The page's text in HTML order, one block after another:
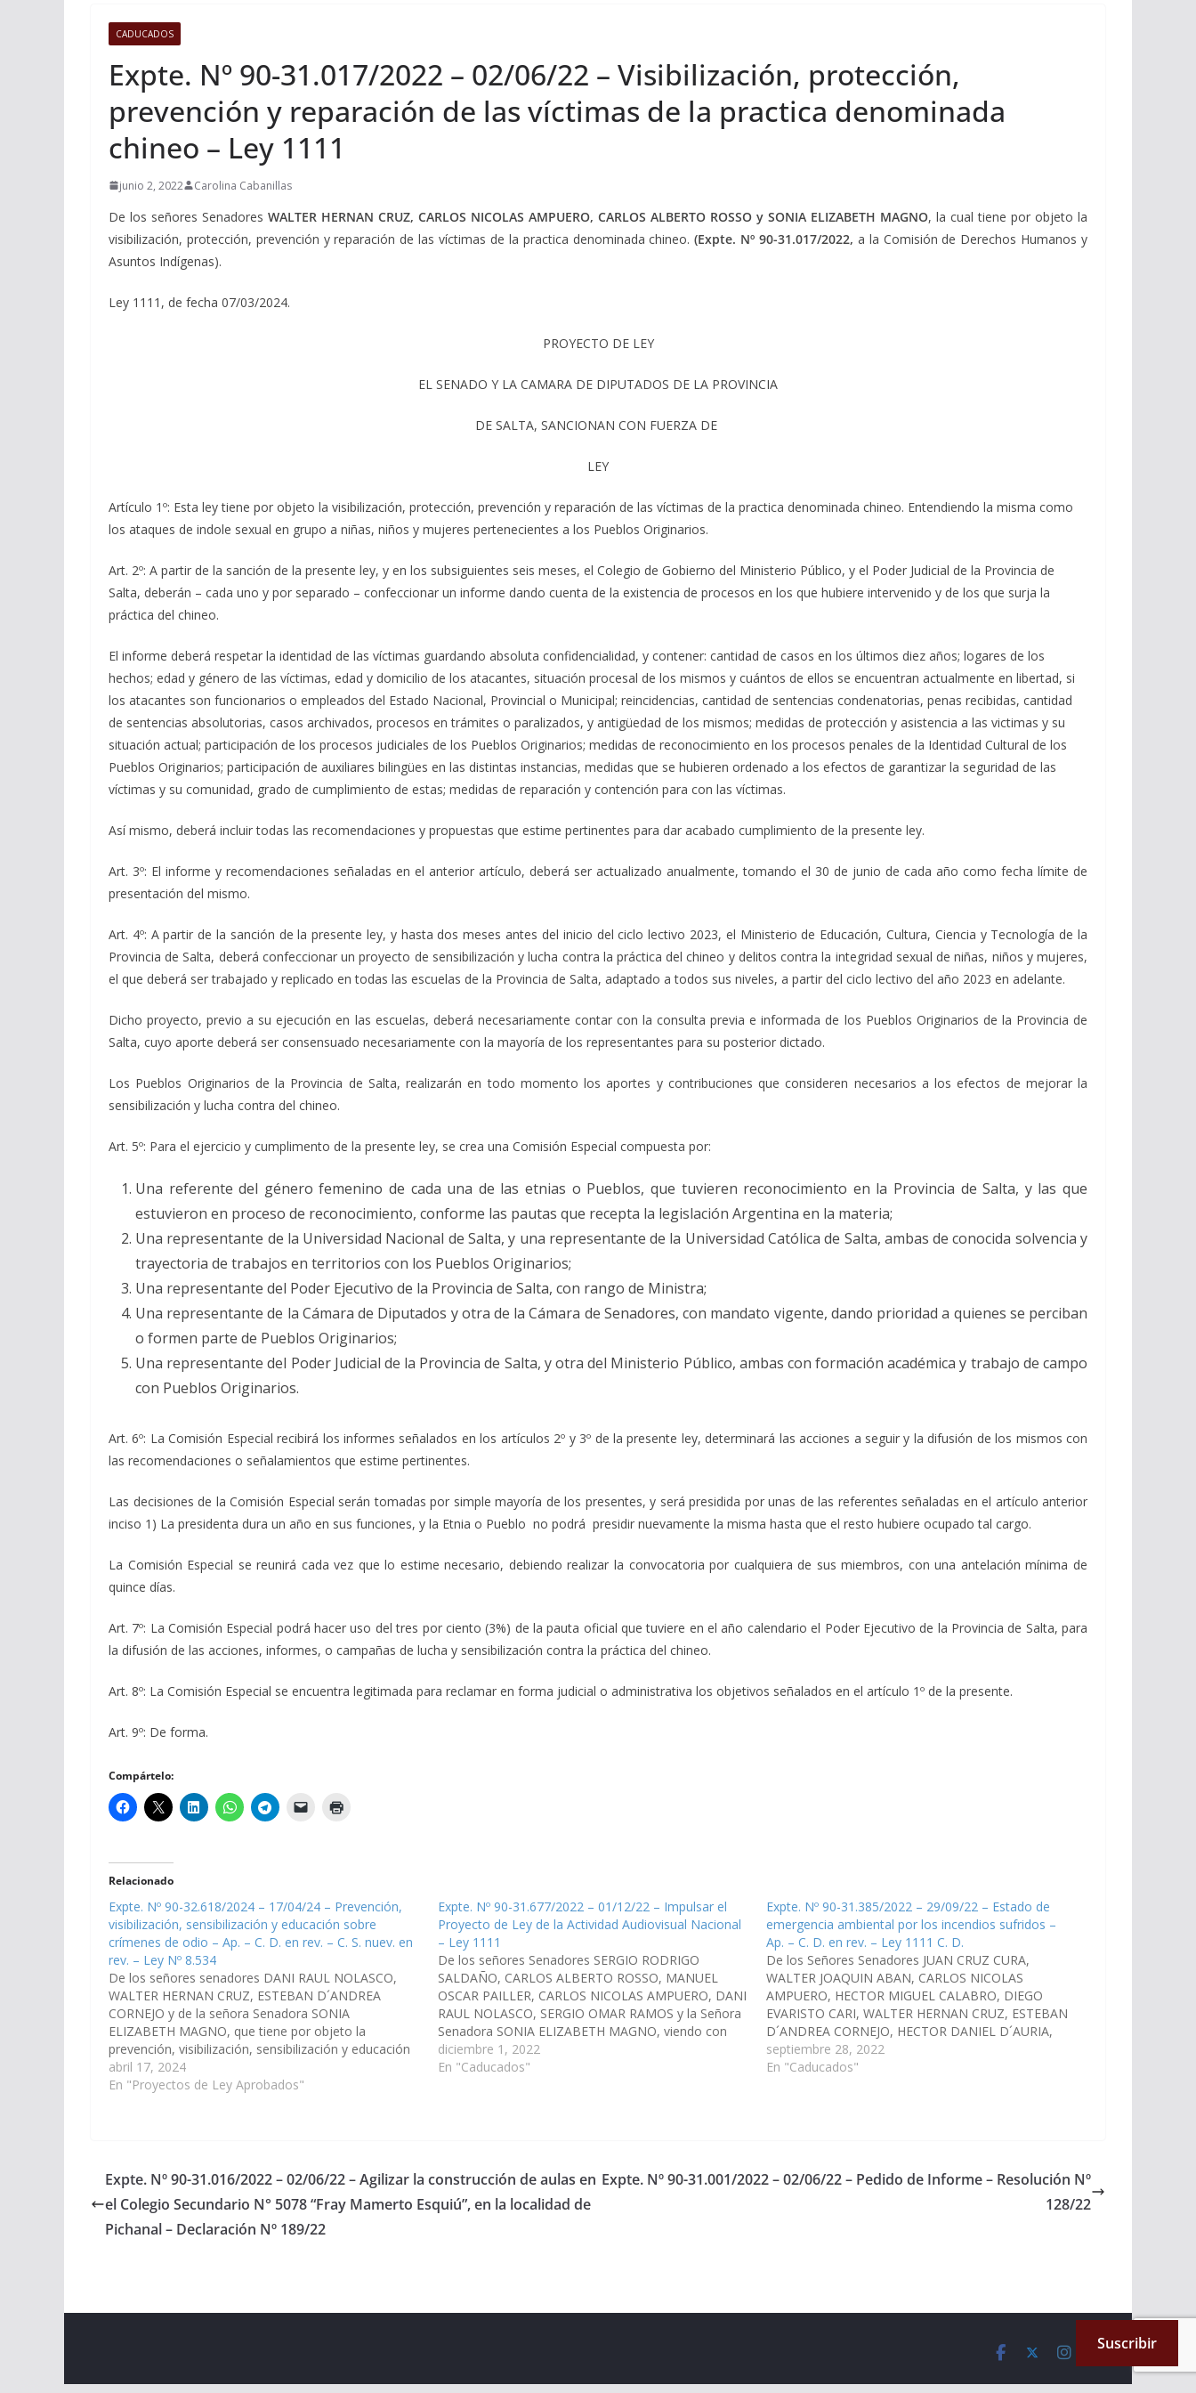
CADUCADOS
Expte. Nº 90-31.017/2022 – 02/06/22 – Visibilización, protección,
prevención y reparación de las víctimas de la practica denominada
chineo – Ley 1111
junio 2, 2022 Carolina Cabanillas
De los señores Senadores WALTER HERNAN CRUZ, CARLOS NICOLAS AMPUERO, CARLOS ALBERTO ROSSO y SONIA ELIZABETH MAGNO, la cual tiene por objeto la
visibilización, protección, prevención y reparación de las víctimas de la practica denominada chineo.(Expte. Nº 90-31.017/2022, a la Comisión de Derechos Humanos y
Asuntos Indígenas).
Ley 1111, de fecha 07/03/2024.
PROYECTO DE LEY
EL SENADO Y LA CAMARA DE DIPUTADOS DE LA PROVINCIA
DE SALTA, SANCIONAN CON FUERZA DE
LEY
Artículo 1º: Esta ley tiene por objeto la visibilización, protección, prevención y reparación de las víctimas de la practica denominada chineo. Entendiendo la misma como
los ataques de indole sexual en grupo a niñas, niños y mujeres pertenecientes a los Pueblos Originarios.
Art. 2º: A partir de la sanción de la presente ley, y en los subsiguientes seis meses, el Colegio de Gobierno del Ministerio Público, y el Poder Judicial de la Provincia de
Salta, deberán – cada uno y por separado – confeccionar un informe dando cuenta de la existencia de procesos en los que hubiere intervenido y de los que surja la
práctica del chineo.
El informe deberá respetar la identidad de las víctimas guardando absoluta confidencialidad, y contener: cantidad de casos en los últimos diez años; logares de los
hechos; edad y género de las víctimas, edad y domicilio de los atacantes, situación procesal de los mismos y cuántos de ellos se encuentran actualmente en libertad, si
los atacantes son funcionarios o empleados del Estado Nacional, Provincial o Municipal; reincidencias, cantidad de sentencias condenatorias, penas recibidas, cantidad
de sentencias absolutorias, casos archivados, procesos en trámites o paralizados, y antigüedad de los mismos; medidas de protección y asistencia a las victimas y su
situación actual; participación de los procesos judiciales de los Pueblos Originarios; medidas de reconocimiento en los procesos penales de la Identidad Cultural de los
Pueblos Originarios; participación de auxiliares bilingües en las distintas instancias, medidas que se hubieren ordenado a los efectos de garantizar la seguridad de las
víctimas y su comunidad, grado de cumplimiento de estas; medidas de reparación y contención para con las víctimas.
Así mismo, deberá incluir todas las recomendaciones y propuestas que estime pertinentes para dar acabado cumplimiento de la presente ley.
Art. 3º: El informe y recomendaciones señaladas en el anterior artículo, deberá ser actualizado anualmente, tomando el 30 de junio de cada año como fecha límite de
presentación del mismo.
Art. 4º: A partir de la sanción de la presente ley, y hasta dos meses antes del inicio del ciclo lectivo 2023, el Ministerio de Educación, Cultura, Ciencia y Tecnología de la
Provincia de Salta, deberá confeccionar un proyecto de sensibilización y lucha contra la práctica del chineo y delitos contra la integridad sexual de niñas, niños y mujeres,
el que deberá ser trabajado y replicado en todas las escuelas de la Provincia de Salta, adaptado a todos sus niveles, a partir del ciclo lectivo del año 2023 en adelante.
Dicho proyecto, previo a su ejecución en las escuelas, deberá necesariamente contar con la consulta previa e informada de los Pueblos Originarios de la Provincia de
Salta, cuyo aporte deberá ser consensuado necesariamente con la mayoría de los representantes para su posterior dictado.
Los Pueblos Originarios de la Provincia de Salta, realizarán en todo momento los aportes y contribuciones que consideren necesarios a los efectos de mejorar la
sensibilización y lucha contra del chineo.
Art. 5º: Para el ejercicio y cumplimento de la presente ley, se crea una Comisión Especial compuesta por:
Una referente del género femenino de cada una de las etnias o Pueblos, que tuvieren reconocimiento en la Provincia de Salta, y las que
estuvieron en proceso de reconocimiento, conforme las pautas que recepta la legislación Argentina en la materia;
Una representante de la Universidad Nacional de Salta, y una representante de la Universidad Católica de Salta, ambas de conocida solvencia y
trayectoria de trabajos en territorios con los Pueblos Originarios;
Una representante del Poder Ejecutivo de la Provincia de Salta, con rango de Ministra;
Una representante de la Cámara de Diputados y otra de la Cámara de Senadores, con mandato vigente, dando prioridad a quienes se perciban
o formen parte de Pueblos Originarios;
Una representante del Poder Judicial de la Provincia de Salta, y otra del Ministerio Público, ambas con formación académica y trabajo de campo
con Pueblos Originarios.
Art. 6º: La Comisión Especial recibirá los informes señalados en los artículos 2º y 3º de la presente ley, determinará las acciones a seguir y la difusión de los mismos con
las recomendaciones o señalamientos que estime pertinentes.
Las decisiones de la Comisión Especial serán tomadas por simple mayoría de los presentes, y será presidida por unas de las referentes señaladas en el artículo anterior
inciso 1) La presidenta dura un año en sus funciones, y la Etnia o Pueblo no podrá presidir nuevamente la misma hasta que el resto hubiere ocupado tal cargo.
La Comisión Especial se reunirá cada vez que lo estime necesario, debiendo realizar la convocatoria por cualquiera de sus miembros, con una antelación mínima de
quince días.
Art. 7º: La Comisión Especial podrá hacer uso del tres por ciento (3%) de la pauta oficial que tuviere en el año calendario el Poder Ejecutivo de la Provincia de Salta, para
la difusión de las acciones, informes, o campañas de lucha y sensibilización contra la práctica del chineo.
Art. 8º: La Comisión Especial se encuentra legitimada para reclamar en forma judicial o administrativa los objetivos señalados en el artículo 1º de la presente.
Art. 9º: De forma.
Compártelo:
Relacionado
Expte. Nº 90-32.618/2024 – 17/04/24 – Prevención,
visibilización, sensibilización y educación sobre
crímenes de odio – Ap. – C. D. en rev. – C. S. nuev. en
rev. – Ley Nº 8.534
De los señores senadores DANI RAUL NOLASCO,
WALTER HERNAN CRUZ, ESTEBAN D´ANDREA
CORNEJO y de la señora Senadora SONIA
ELIZABETH MAGNO, que tiene por objeto la
prevención, visibilización, sensibilización y educación
sobre crímenes de odio consistentes en las
agresiones sexuales a personas pertenecientes a los
abril 17, 2024
En "Proyectos de Ley Aprobados"
Expte. Nº 90-31.677/2022 – 01/12/22 – Impulsar el
Proyecto de Ley de la Actividad Audiovisual Nacional
– Ley 1111
De los señores Senadores SERGIO RODRIGO
SALDAÑO, CARLOS ALBERTO ROSSO, MANUEL
OSCAR PAILLER, CARLOS NICOLAS AMPUERO, DANI
RAUL NOLASCO, SERGIO OMAR RAMOS y la Señora
Senadora SONIA ELIZABETH MAGNO, viendo con
agrado que los Señores Legisladores Nacionales por
Salta impulsen el Proyecto de Ley de la Actividad
diciembre 1, 2022
En "Caducados"
Expte. Nº 90-31.385/2022 – 29/09/22 – Estado de
emergencia ambiental por los incendios sufridos –
Ap. – C. D. en rev. – Ley 1111 C. D.
De los Señores Senadores JUAN CRUZ CURA,
WALTER JOAQUIN ABAN, CARLOS NICOLAS
AMPUERO, HECTOR MIGUEL CALABRO, DIEGO
EVARISTO CARI, WALTER HERNAN CRUZ, ESTEBAN
D´ANDREA CORNEJO, HECTOR DANIEL D´AURIA,
JORGE MARIO EMILIANO DURAND, MARCELO
DURVAL GARCIA, MASHUR LAPAD, JAVIER ALBERTO
septiembre 28, 2022
En "Caducados"
Expte. Nº 90-31.016/2022 – 02/06/22 – Agilizar la construcción de aulas en
el Colegio Secundario N° 5078 “Fray Mamerto Esquiú”, en la localidad de
Pichanal – Declaración Nº 189/22
Expte. Nº 90-31.001/2022 – 02/06/22 – Pedido de Informe – Resolución Nº
128/22
Suscribir